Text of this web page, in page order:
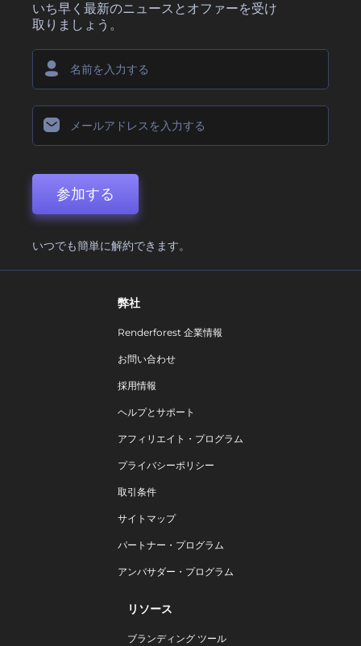
いち早く最新のニュースとオファーを受け
取りましょう。
参加する
いつでも簡単に解約できます。
弊社
Renderforest 企業情報
お問い合わせ
採用情報
ヘルプとサポート
アフィリエイト・プログラム
プライバシーポリシー
取引条件
サイトマップ
パートナー・プログラム
アンバサダー・プログラム
リソース
ブランディング ツール